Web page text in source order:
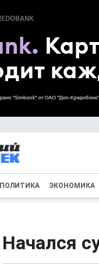
ПОЛИТИКА ЭКОНОМИКА
Начался